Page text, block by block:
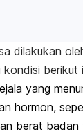
dilakukan
kondisi berikut
yang
hormon,
berat